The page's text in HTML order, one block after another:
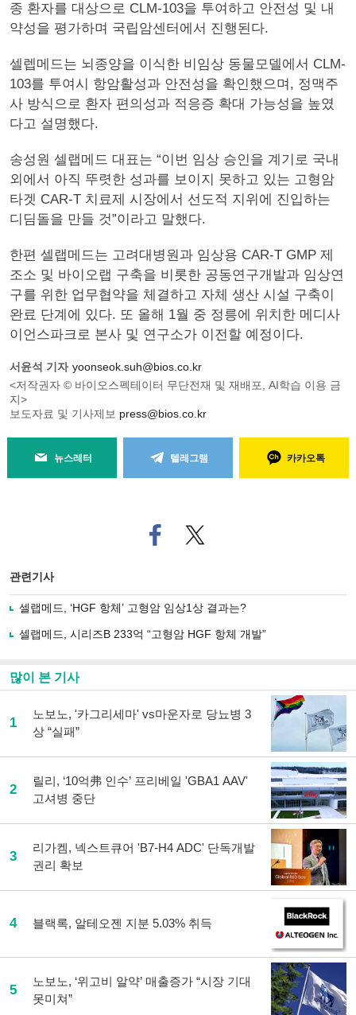
종 환자를 대상으로 CLM-103을 투여하고 안전성 및 내
약성을 평가하며 국립암센터에서 진행된다.
셀렙메드는 뇌종양을 이식한 비임상 동물모델에서 CLM-
103를 투여시 항암활성과 안전성을 확인했으며, 정맥주
사 방식으로 환자 편의성과 적응증 확대 가능성을 높였
다고 설명했다.
송성원 셀랩메드 대표는 “이번 임상 승인을 계기로 국내
외에서 아직 뚜렷한 성과를 보이지 못하고 있는 고형암
타겟 CAR-T 치료제 시장에서 선도적 지위에 진입하는
디딤돌을 만들 것”이라고 말했다.
한편 셀랩메드는 고려대병원과 임상용 CAR-T GMP 제
조소 및 바이오랩 구축을 비롯한 공동연구개발과 임상연
구를 위한 업무협약을 체결하고 자체 생산 시설 구축이
완료 단계에 있다. 또 올해 1월 중 정릉에 위치한 메디사
이언스파크로 본사 및 연구소가 이전할 예정이다.
서윤석 기자 yoonseok.suh@bios.co.kr
<저작권자 © 바이오스펙테이터 무단전재 및 재배포, AI학습 이용 금
지>
보도자료 및 기사제보 press@bios.co.kr
뉴스레터 텔레그램 카카오톡
페
이
로
기
사
기
트위
터로
관련기사
셀랩메드, ‘HGF 항체’ 고형암 임상1상 결과는?
셀랩메드, 시리즈B 233억 “고형암 HGF 항체 개발”
많이 본 기사
1
노보노, '카그리세마' vs마운자로 당뇨병 3
상 “실패”
2
릴리, ‘10억弗 인수’ 프리베일 'GBA1 AAV'
고셔병 중단
3
리가켐, 넥스트큐어 'B7-H4 ADC' 단독개발
권리 확보
4 블랙록, 알테오젠 지분 5.03% 취득
5
노보노, ‘위고비 알약’ 매출증가 “시장 기대
못미쳐”